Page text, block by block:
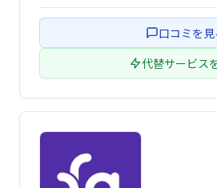
供します。
口コミを見
代替サービス